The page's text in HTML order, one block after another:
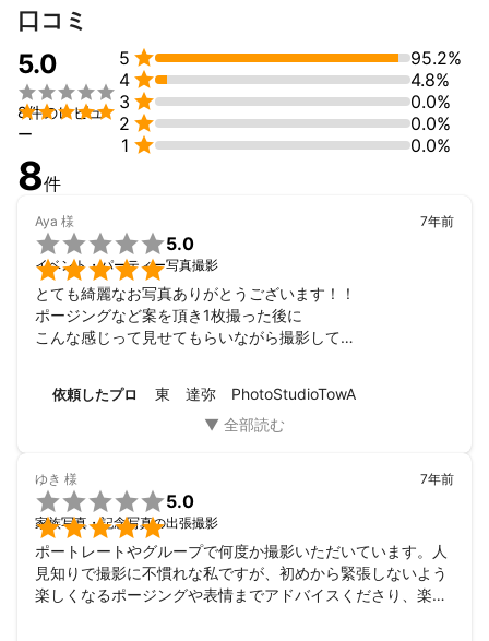
撮影の際は女性アシスタント等を同行させることも可能ですの
で、マタニティフォト等もお気軽にご相談ください。
写真がメインではありますが、簡単な動画等であれば撮る事もで
きます。
使用機材一覧
キャノン　5DmarkⅢ×2
レンズ
24-70F2.8
24-105F4
70-200F2.8
50F1.2
135F2.0
その他オールドレンズ等多数揃えておりますのでいろんな構図や
アングルで撮影も可能です。
楽しい撮影を心がけてまいりますので宜しくお願い致します！
アピールポイント
夜の撮影や雨の撮影など通常とは異なる特殊な撮影にも対応致し
ます！
口コミ
5.0


8件のレビュ
ー
5 
95.2%
4 
4.8%
3 
0.0%
2 
0.0%
1  0.0%
8件
Aya 様


5.0
イベント・パーティー写真撮影
7年前
とても綺麗なお写真ありがとうございます！！
ポージングなど案を頂き1枚撮った後に
こんな感じって見せてもらいながら撮影して
自分なりのポージングで撮影しやすかったです！
こうしたいって構図も上手くして頂いて
依頼したプロ 東 達弥 PhotoStudioTowA
ゆき 様


5.0
家族写真・記念写真の出張撮影
7年前
ポートレートやグループで何度か撮影いただいています。人
見知りで撮影に不慣れな私ですが、初めから緊張しないよう
楽しくなるポージングや表情までアドバイスくださり、楽し